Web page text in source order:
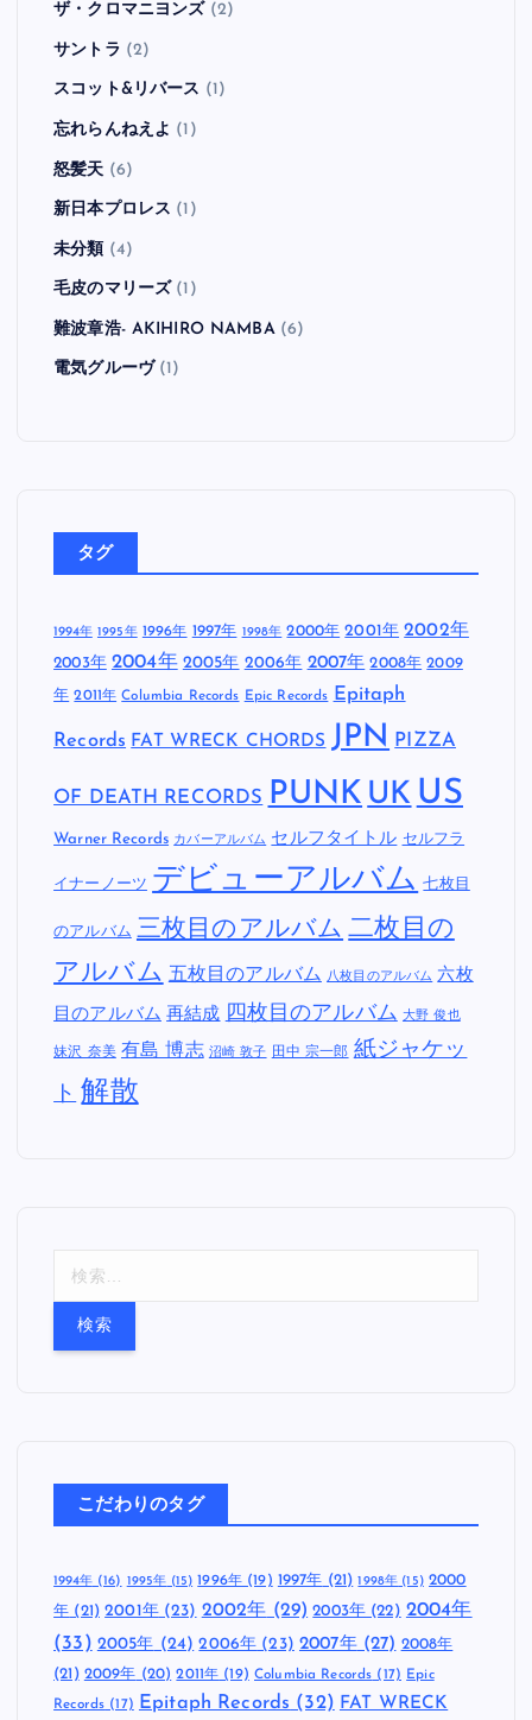
ザ・クロマニヨンズ (2)
サントラ (2)
スコット&リバース (1)
忘れらんねえよ (1)
怒髪天 (6)
新日本プロレス (1)
未分類 (4)
毛皮のマリーズ (1)
難波章浩- AKIHIRO NAMBA(6)
電気グルーヴ(1)
タグ
1994年 1995年 1996年 1997年 1998年 2000年 2001年 2002年
2003年 2004年 2005年 2006年 2007年 2008年 2009
年 2011年 Columbia Records Epic Records Epitaph
Records FAT WRECK CHORDS JPN PIZZA
OF DEATH RECORDS PUNK UK US
Warner Records カバーアルバム セルフタイトル セルフラ
イナーノーツ デビューアルバム 七枚目
のアルバム 三枚目のアルバム 二枚目の
アルバム 五枚目のアルバム 八枚目のアルバム 六枚
目のアルバム 再結成 四枚目のアルバム 大野 俊也
妹沢 奈美 有島 博志 沼崎 敦子 田中 宗一郎 紙ジャケッ
ト 解散
こだわりのタグ
1994年(16) 1995年 (15) 1996年(19) 1997年 (21) 1998年 (15) 2000
年 (21) 2001年(23) 2002年 (29) 2003年 (22) 2004年
(33) 2005年 (24) 2006年 (23) 2007年(27) 2008年
(21) 2009年 (20) 2011年 (19) Columbia Records (17) Epic
Records (17) Epitaph Records (32) FAT WRECK